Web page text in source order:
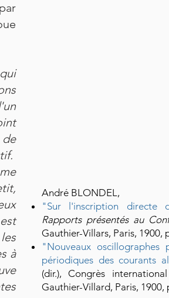
à
André BLONDEL,
"Sur l'inscription directe
Rapports présentés au
Gauthier-Villars, Paris, 1900,
"Nouveaux
périodiques des courants
(dir.), Congrès
Gauthier-Villard, Paris, 1900,